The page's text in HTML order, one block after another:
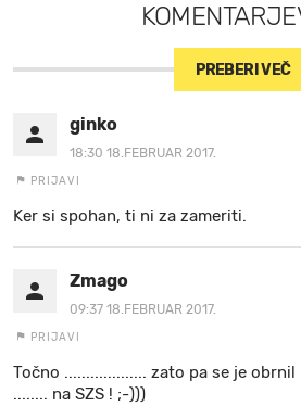
PREBERI VEČ
ginko
18:30 18.FEBRUAR 2017.
PRIJAVI
Ker si spohan, ti ni za zameriti.
Zmago
09:37 18.FEBRUAR 2017.
PRIJAVI
Točno ................... zato pa se je
........ na SZS ! ;-)))